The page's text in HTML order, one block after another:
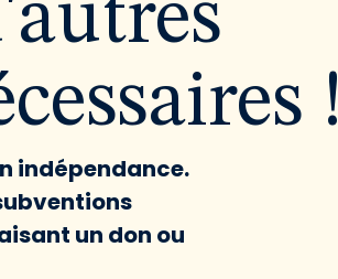
!
indépendance.
un don ou